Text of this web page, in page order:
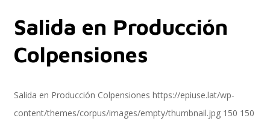
Servicios
Servicios y productos cloud
Salida en Producción
Colpensiones
Salida en Producción Colpensiones https://epiuse.lat/wp-
content/themes/corpus/images/empty/thumbnail.jpg 150 150